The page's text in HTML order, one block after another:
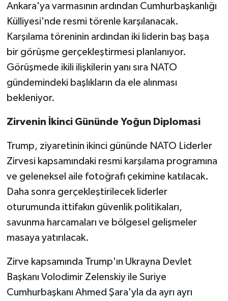
Ankara'ya varmasının ardından Cumhurbaşkanlığı
Külliyesi'nde resmi törenle karşılanacak.
Karşılama töreninin ardından iki liderin baş başa
bir görüşme gerçekleştirmesi planlanıyor.
Görüşmede ikili ilişkilerin yanı sıra NATO
gündemindeki başlıkların da ele alınması
bekleniyor.
Zirvenin İkinci Gününde Yoğun Diplomasi
Trump, ziyaretinin ikinci gününde NATO Liderler
Zirvesi kapsamındaki resmi karşılama programına
ve geleneksel aile fotoğrafı çekimine katılacak.
Daha sonra gerçekleştirilecek liderler
oturumunda ittifakın güvenlik politikaları,
savunma harcamaları ve bölgesel gelişmeler
masaya yatırılacak.
Zirve kapsamında Trump'ın Ukrayna Devlet
Başkanı Volodimir Zelenskiy ile Suriye
Cumhurbaşkanı Ahmed Şara'yla da ayrı ayrı